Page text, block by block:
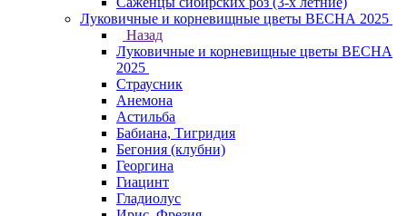
Луковичные и корневищные цветы ВЕСНА 2025
Назад
Луковичные и корневищные цветы ВЕСНА
2025
Страусник
Анемона
Астильба
Бабиана, Тигридия
Бегония (клубни)
Георгина
Гиацинт
Гладиолус